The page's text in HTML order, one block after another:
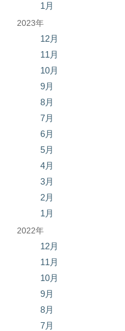
1月
2023年
12月
11月
10月
9月
8月
7月
6月
5月
4月
3月
2月
1月
2022年
12月
11月
10月
9月
8月
7月